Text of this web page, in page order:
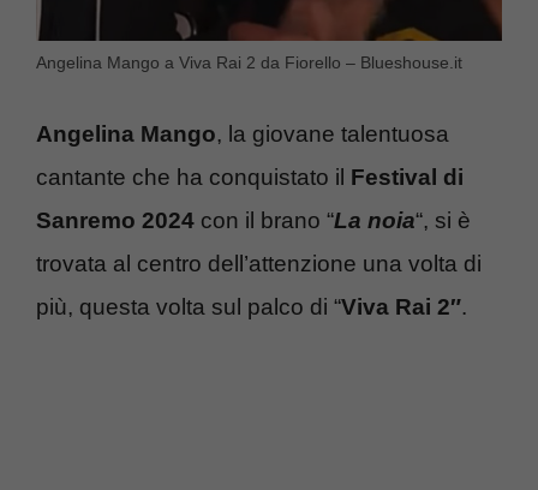
Angelina Mango a Viva Rai 2 da Fiorello – Blueshouse.it
Angelina Mango, la giovane talentuosa
cantante che ha conquistato il Festival di
Sanremo 2024 con il brano “La noia“, si è
trovata al centro dell’attenzione una volta di
più, questa volta sul palco di “Viva Rai 2″.